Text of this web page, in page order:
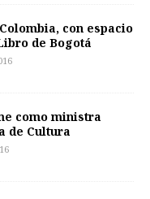
con espacio
de Bogotá
como ministra
de Cultura